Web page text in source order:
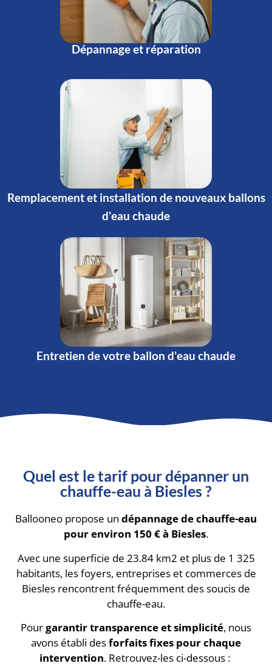
Dépannage et réparation
Remplacement et installation de nouveaux ballons
d'eau chaude
Entretien de votre ballon d'eau chaude
Quel est le tarif pour dépanner un
chauffe-eau à Biesles ?
Ballooneo propose un dépannage de chauffe-eau
pour environ 150 € à Biesles.
Avec une superficie de 23.84 km2 et plus de 1 325
habitants, les foyers, entreprises et commerces de
Biesles rencontrent fréquemment des soucis de
chauffe-eau.
Pourgarantir transparence et simplicité, nous
avons établi desforfaits fixes pour chaque
intervention. Retrouvez-les ci-dessous :